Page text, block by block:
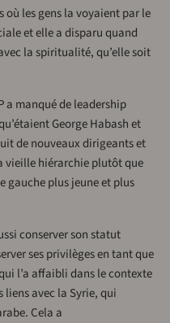
où les gens la voyaient par le
et elle a disparu quand
la spiritualité, qu’elle soit
a manqué de leadership
George Habash et
de nouveaux dirigeants et
vieille hiérarchie plutôt que
gauche plus jeune et plus
conserver son statut
ses privilèges en tant que
l’a affaibli dans le contexte
liens avec la Syrie, qui
Cela a